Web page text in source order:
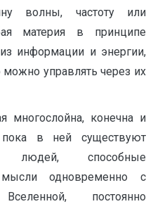
волны, частоту или
материя в принципе
информации и энергии,
управлять через их
многослойна, конечна и
пока в ней существуют
людей, способные
мысли одновременно с
постоянно